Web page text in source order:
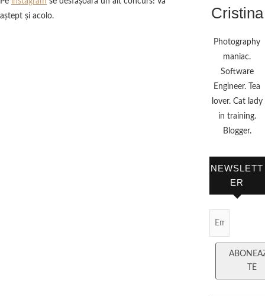
aştept şi acolo.
Cristina
Photography
maniac.
Software
Engineer. Tea
lover. Cat lady
in training.
Blogger.
NEWSLETT
ER
TE